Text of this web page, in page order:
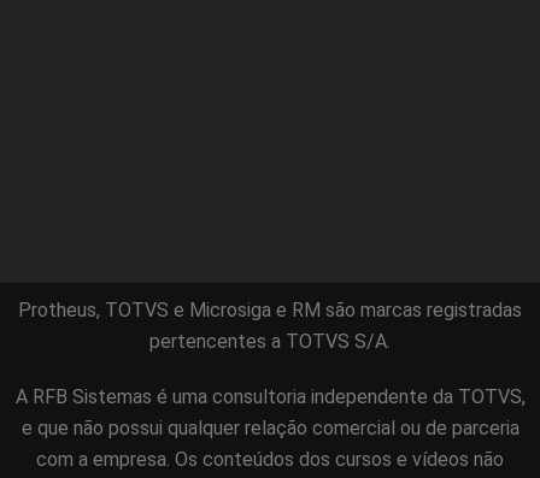
Protheus, TOTVS e Microsiga e RM são marcas registradas
pertencentes a TOTVS S/A.
A RFB Sistemas é uma consultoria independente da TOTVS,
e que não possui qualquer relação comercial ou de parceria
com a empresa. Os conteúdos dos cursos e vídeos não